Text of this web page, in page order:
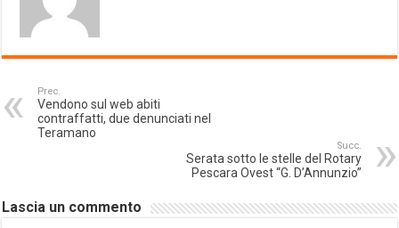
Prec.
Vendono sul web abiti
contraffatti, due denunciati nel
Teramano
Succ.
Serata sotto le stelle del Rotary
Pescara Ovest “G. D’Annunzio”
Lascia un commento